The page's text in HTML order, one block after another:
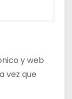
y web
vez que